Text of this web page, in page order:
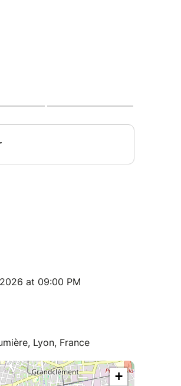
at 09:00 PM
Lyon, France
+